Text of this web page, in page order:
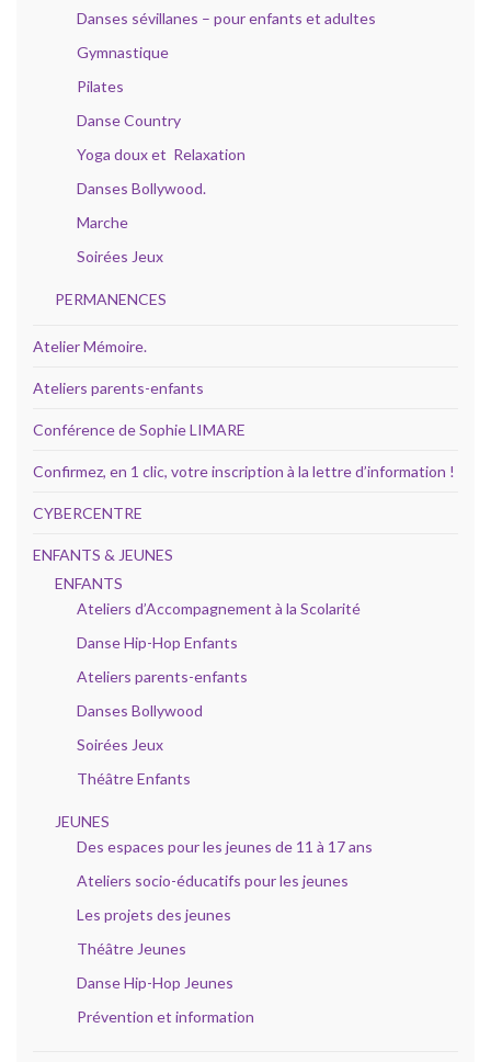
Danses sévillanes – pour enfants et adultes
Gymnastique
Pilates
Danse Country
Yoga doux et Relaxation
Danses Bollywood.
Marche
Soirées Jeux
PERMANENCES
Atelier Mémoire.
Ateliers parents-enfants
Conférence de Sophie LIMARE
Confirmez, en 1 clic, votre inscription à la lettre d’information !
CYBERCENTRE
ENFANTS & JEUNES
ENFANTS
Ateliers d’Accompagnement à la Scolarité
Danse Hip-Hop Enfants
Ateliers parents-enfants
Danses Bollywood
Soirées Jeux
Théâtre Enfants
JEUNES
Des espaces pour les jeunes de 11 à 17 ans
Ateliers socio-éducatifs pour les jeunes
Les projets des jeunes
Théâtre Jeunes
Danse Hip-Hop Jeunes
Prévention et information